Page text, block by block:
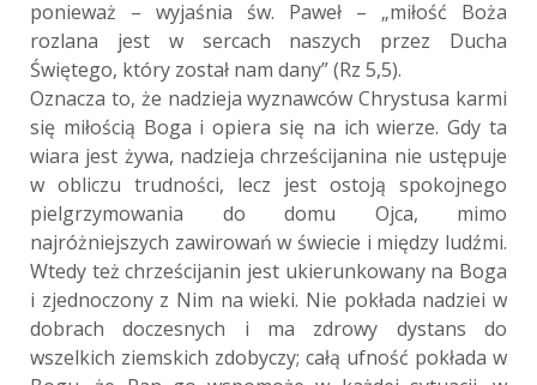
ponieważ – wyjaśnia św. Paweł – „miłość Boża
rozlana jest w sercach naszych przez Ducha
Świętego, który został nam dany” (Rz 5,5).
Oznacza to, że nadzieja wyznawców Chrystusa karmi
się miłością Boga i opiera się na ich wierze. Gdy ta
wiara jest żywa, nadzieja chrześcijanina nie ustępuje
w obliczu trudności, lecz jest ostoją spokojnego
pielgrzymowania do domu Ojca, mimo
najróżniejszych zawirowań w świecie i między ludźmi.
Wtedy też chrześcijanin jest ukierunkowany na Boga
i zjednoczony z Nim na wieki. Nie pokłada nadziei w
dobrach doczesnych i ma zdrowy dystans do
wszelkich ziemskich zdobyczy; całą ufność pokłada w